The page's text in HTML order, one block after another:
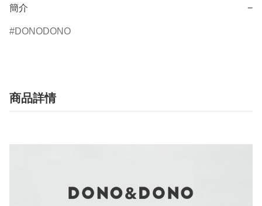
簡介 −
DONODONO
商品詳情